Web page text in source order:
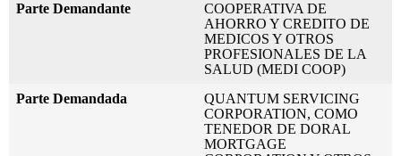
Parte Demandante
COOPERATIVA DE
AHORRO Y CREDITO DE
MEDICOS Y OTROS
PROFESIONALES DE LA
SALUD (MEDI COOP)
Parte Demandada
QUANTUM SERVICING
CORPORATION, COMO
TENEDOR DE DORAL
MORTGAGE